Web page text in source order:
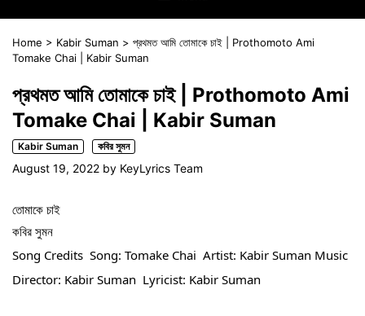
Home > Kabir Suman > প্রথমত আমি তোমাকে চাই | Prothomoto Ami
Tomake Chai | Kabir Suman
প্রথমত আমি তোমাকে চাই | Prothomoto Ami
Tomake Chai | Kabir Suman
Kabir Suman কবির সুমন
August 19, 2022 by KeyLyrics Team
তোমাকে চাই
কবির সুমন
Song Credits  Song: Tomake Chai  Artist: Kabir Suman Music
Director: Kabir Suman  Lyricist: Kabir Suman